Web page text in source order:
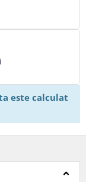
este calculat